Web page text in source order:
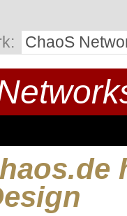
ChaoS